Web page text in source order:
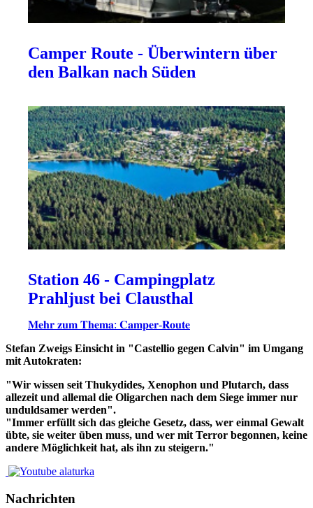
Camper Route - Überwintern über
den Balkan nach Süden
Station 46 - Campingplatz
Prahljust bei Clausthal
𝐌𝐞𝐡𝐫 𝐳𝐮𝐦 𝐓𝐡𝐞𝐦𝐚: 𝐂𝐚𝐦𝐩𝐞𝐫-𝐑𝐨𝐮𝐭𝐞
Stefan Zweigs Einsicht in "Castellio gegen Calvin" im Umgang
mit Autokraten:
"Wir wissen seit Thukydides, Xenophon und Plutarch, dass
allezeit und allemal die Oligarchen nach dem Siege immer nur
unduldsamer werden".
"Immer erfüllt sich das gleiche Gesetz, dass, wer einmal Gewalt
übte, sie weiter üben muss, und wer mit Terror begonnen, keine
andere Möglichkeit hat, als ihn zu steigern."
Nachrichten